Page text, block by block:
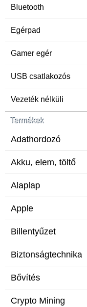
Bluetooth
Egérpad
Gamer egér
USB csatlakozós
Vezeték nélküli
Termékek
Adathordozó
Akku, elem, töltő
Alaplap
Apple
Billentyűzet
Biztonságtechnika
Bővítés
Crypto Mining